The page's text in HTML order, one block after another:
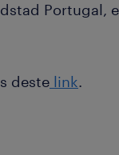
Portugal, e
deste link.